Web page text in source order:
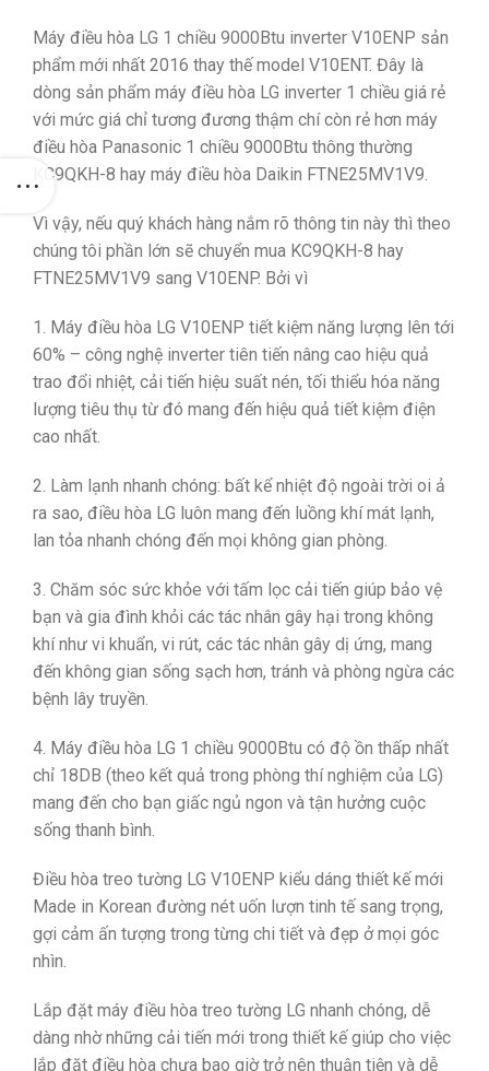
Máy điều hòa LG 1 chiều 9000Btu inverter V10ENP sản
phẩm mới nhất 2016 thay thế model V10ENT. Đây là
dòng sản phẩm máy điều hòa LG inverter 1 chiều giá rẻ
với mức giá chỉ tương đương thậm chí còn rẻ hơn máy
điều hòa Panasonic 1 chiều 9000Btu thông thường
KC9QKH-8 hay máy điều hòa Daikin FTNE25MV1V9.
Vì vậy, nếu quý khách hàng nắm rõ thông tin này thì theo
chúng tôi phần lớn sẽ chuyển mua KC9QKH-8 hay
FTNE25MV1V9 sang V10ENP. Bởi vì
1. Máy điều hòa LG V10ENP tiết kiệm năng lượng lên tới
60% – công nghệ inverter tiên tiến nâng cao hiệu quả
trao đổi nhiệt, cải tiến hiệu suất nén, tối thiểu hóa năng
lượng tiêu thụ từ đó mang đến hiệu quả tiết kiệm điện
cao nhất.
2. Làm lạnh nhanh chóng: bất kể nhiệt độ ngoài trời oi ả
ra sao, điều hòa LG luôn mang đến luồng khí mát lạnh,
lan tỏa nhanh chóng đến mọi không gian phòng.
3. Chăm sóc sức khỏe với tấm lọc cải tiến giúp bảo vệ
bạn và gia đình khỏi các tác nhân gây hại trong không
khí như vi khuẩn, vi rút, các tác nhân gây dị ứng, mang
đến không gian sống sạch hơn, tránh và phòng ngừa các
bệnh lây truyền.
4. Máy điều hòa LG 1 chiều 9000Btu có độ ồn thấp nhất
chỉ 18DB (theo kết quả trong phòng thí nghiệm của LG)
mang đến cho bạn giấc ngủ ngon và tận hưởng cuộc
sống thanh bình.
Điều hòa treo tường LG V10ENP kiểu dáng thiết kế mới
Made in Korean đường nét uốn lượn tinh tế sang trọng,
gợi cảm ấn tượng trong từng chi tiết và đẹp ở mọi góc
nhìn.
Lắp đặt máy điều hòa treo tường LG nhanh chóng, dễ
dàng nhờ những cải tiến mới trong thiết kế giúp cho việc
lắp đặt điều hòa chưa bao giờ trở nên thuận tiện và dễ